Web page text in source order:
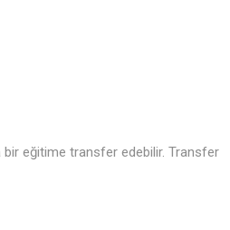
bir eğitime transfer edebilir. Transfer